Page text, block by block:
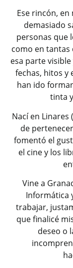
Ese rincón,
demasiado
personas que
como en
esa parte
fechas, hitos y
han ido
tinta
Nací en Linares
de
fomentó el
el cine y los
Vine a
Informática
trabajar,
que finalicé
deseo o